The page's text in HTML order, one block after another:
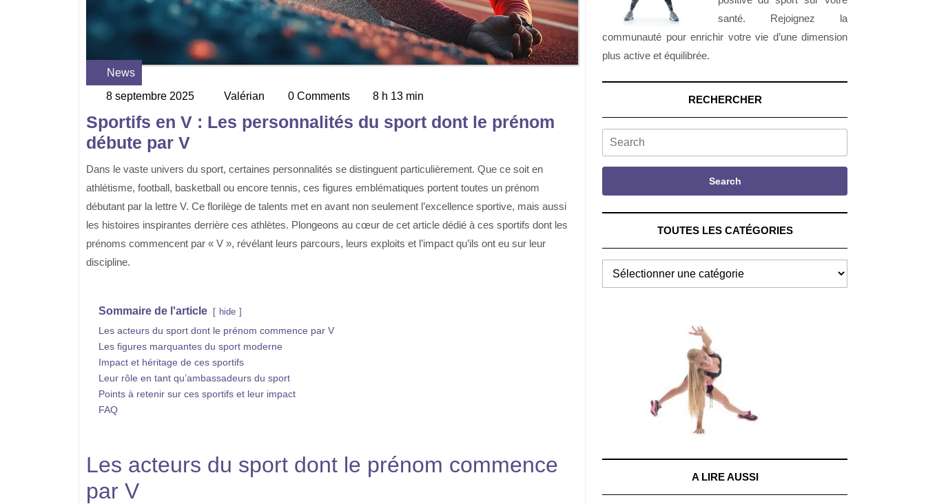
News
Category
8 septembre 2025
septembre
2025
Valérian Valérian
0 Comments 8 h 13 min
Sportifs en V : Les personnalités du sport dont le prénom
débute par V
Dans le vaste univers du sport, certaines personnalités se distinguent particulièrement. Que ce soit en
athlétisme, football, basketball ou encore tennis, ces figures emblématiques portent toutes un prénom
débutant par la lettre V. Ce florilège de talents met en avant non seulement l’excellence sportive, mais aussi
les histoires inspirantes derrière ces athlètes. Plongeons au cœur de cet article dédié à ces sportifs dont les
prénoms commencent par « V », révélant leurs parcours, leurs exploits et l’impact qu’ils ont eu sur leur
discipline.
Sommaire de l'article hide
Les acteurs du sport dont le prénom commence par V
Les figures marquantes du sport moderne
Impact et héritage de ces sportifs
Leur rôle en tant qu’ambassadeurs du sport
Points à retenir sur ces sportifs et leur impact
FAQ
Les acteurs du sport dont le prénom commence
par V
santé. Rejoignez la
communauté pour enrichir votre vie d’une dimension
plus active et équilibrée.
RECHERCHER
Search
Search
TOUTES LES CATÉGORIES
TOUTES
A LIRE AUSSI